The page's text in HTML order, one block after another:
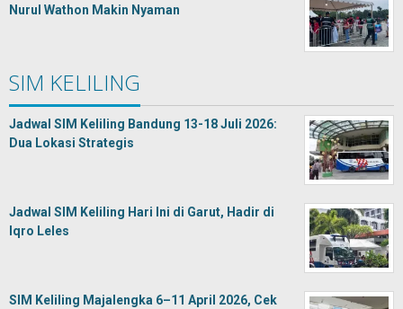
Nurul Wathon Makin Nyaman
SIM KELILING
Jadwal SIM Keliling Bandung 13-18 Juli 2026:
Dua Lokasi Strategis
Jadwal SIM Keliling Hari Ini di Garut, Hadir di
Iqro Leles
SIM Keliling Majalengka 6–11 April 2026, Cek